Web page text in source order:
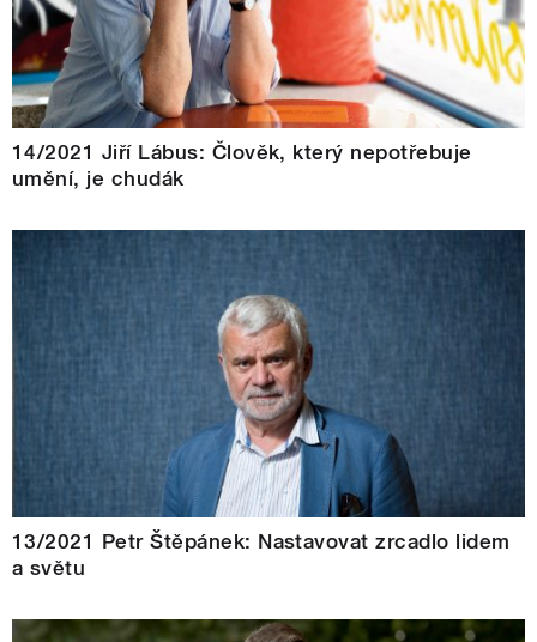
14/2021 Jiří Lábus: Člověk, který nepotřebuje
umění, je chudák
13/2021 Petr Štěpánek: Nastavovat zrcadlo lidem
a světu